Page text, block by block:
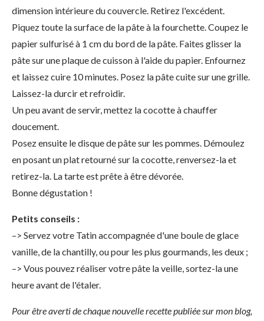
dimension intérieure du couvercle. Retirez l'excédent.
Piquez toute la surface de la pâte à la fourchette. Coupez le
papier sulfurisé à 1 cm du bord de la pâte. Faites glisser la
pâte sur une plaque de cuisson à l'aide du papier. Enfournez
et laissez cuire 10 minutes. Posez la pâte cuite sur une grille.
Laissez-la durcir et refroidir.
Un peu avant de servir, mettez la cocotte à chauffer
doucement.
Posez ensuite le disque de pâte sur les pommes. Démoulez
en posant un plat retourné sur la cocotte, renversez-la et
retirez-la. La tarte est prête à être dévorée.
Bonne dégustation !
Petits conseils :
–> Servez votre Tatin accompagnée d'une boule de glace
vanille, de la chantilly, ou pour les plus gourmands, les deux ;
–> Vous pouvez réaliser votre pâte la veille, sortez-la une
heure avant de l'étaler.
Pour être averti de chaque nouvelle recette publiée sur mon blog,